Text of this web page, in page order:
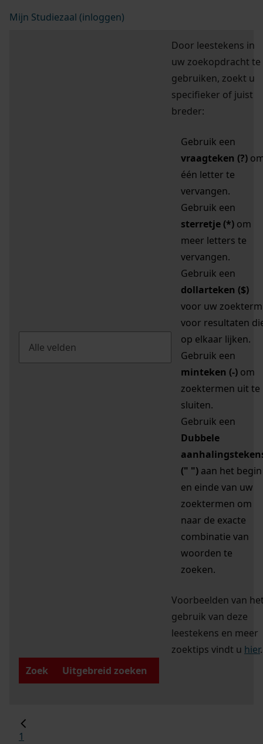
Mijn Studiezaal (inloggen)
Door leestekens in
uw zoekopdracht te
gebruiken, zoekt u
specifieker of juist
breder:
Gebruik een
vraagteken (?)
één letter te
vervangen.
Gebruik een
sterretje (*) om
meer letters te
vervangen.
Gebruik een
dollarteken ($)
voor uw zoekterm
voor resultaten
op elkaar lijken.
Gebruik een
minteken (-) om
zoektermen uit te
sluiten.
Gebruik een
Dubbele
(" ") aan het begin
en einde van uw
zoektermen om
naar de exacte
combinatie van
woorden te
zoeken.
Voorbeelden van
gebruik van deze
leestekens en meer
zoektips vindt u hier.
Zoek
Uitgebreid zoeken
1